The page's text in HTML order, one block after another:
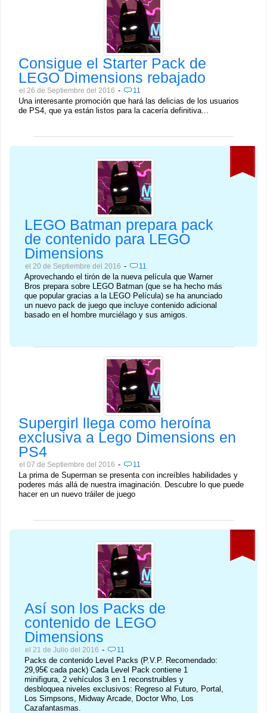
Consigue el Starter Pack de
LEGO Dimensions rebajado
el 26 de Septiembre del 2016 - 11
Una interesante promoción que hará las delicias de los usuarios
de PS4, que ya están listos para la cacería definitiva...
LEGO Batman prepara pack
de contenido para LEGO
Dimensions
el 20 de Septiembre del 2016 - 11
Aprovechando el tirón de la nueva película que Warner
Bros prepara sobre LEGO Batman (que se ha hecho más
que popular gracias a la LEGO Película) se ha anunciado
un nuevo pack de juego que incluye contenido adicional
basado en el hombre murciélago y sus amigos.
Supergirl llega como heroína
exclusiva a Lego Dimensions en
PS4
el 07 de Septiembre del 2016 - 11
La prima de Superman se presenta con increíbles habilidades y
poderes más allá de nuestra imaginación. Descubre lo que puede
hacer en un nuevo tráiler de juego
Así son los Packs de
contenido de LEGO
Dimensions
el 21 de Julio del 2016 - 11
Packs de contenido Level Packs (P.V.P. Recomendado:
29,95€ cada pack) Cada Level Pack contiene 1
minifigura, 2 vehículos 3 en 1 reconstruibles y
desbloquea niveles exclusivos: Regreso al Futuro, Portal,
Los Simpsons, Midway Arcade, Doctor Who, Los
Cazafantasmas.